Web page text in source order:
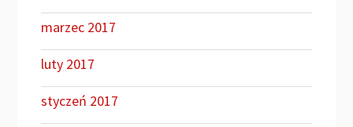
marzec 2017
luty 2017
styczeń 2017